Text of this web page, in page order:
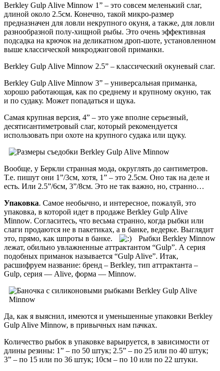
Berkley Gulp Alive Minnow 1” – это совсем меленький слаг,
длиной около 2.5см. Конечно, такой микро-размер
предназначен для ловли некрупного окуня, а также, для ловли
разнообразной полу-хищной рыбы. Это очень эффективная
подсадка на крючок на деликатном дроп-шоте, установленном
выше классической микроджиговой приманки.
Berkley Gulp Alive Minnow 2.5” – классический окуневый слаг.
Berkley Gulp Alive Minnow 3” – универсальная приманка,
хорошо работающая, как по среднему и крупному окуню, так
и по судаку. Может попадаться и щука.
Самая крупная версия, 4” – это уже вполне серьезный,
десятисантиметровый слаг, который рекомендуется
использовать при охоте на крупного судака или щуку.
Вообще, у Беркли странная мода, округлять до сантиметров.
Т.е. пишут они 1”/3см, хотя, 1” – это 2.5см. Оно так на деле и
есть. Или 2.5”/6см, 3”/8см. Это не так важно, но, странно…
Упаковка. Самое необычно, и интересное, пожалуй, это
упаковка, в которой идет в продаже Berkley Gulp Alive
Minnow. Согласитесь, что весьма странно, когда рыбки или
слаги продаются не в пакетиках, а в банке, ведерке. Выглядит
это, прямо, как шпроты в банке.
Рыбки Berkley Minnow
лежат, обильно увлажненные аттрактантом “Gulp”. А серия
подобных приманок называется “Gulp Alive”. Итак,
расшифруем название: бренд – Berkley, тип аттрактанта –
Gulp, серия — Alive, форма — Minnow.
Да, как я выяснил, имеются и уменьшенные упаковки Berkley
Gulp Alive Minnow, в привычных нам пачках.
Количество рыбок в упаковке варьируется, в зависимости от
длины резины: 1” – по 50 штук; 2.5” – по 25 или по 40 штук;
3” – по 15 или по 36 штук; 10см – по 10 или по 22 штуки.